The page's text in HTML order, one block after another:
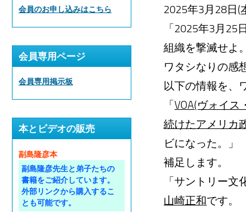
2025年3月28日(
「2025年3月
組織を撃滅せよ
ワタシなりの感
以下の情報を、
「VOA(ヴォイ
続けたアメリカ
ビになった。」
補足します。
「サントリー
山崎正和です。
会員のお申し込みはこちら
会員専用ページ
会員専用掲示板
本とビデオの販売
副島隆彦本
副島隆彦先生と弟子たちの
書籍をご紹介しています。
外部リンクから購入するこ
とも可能です。